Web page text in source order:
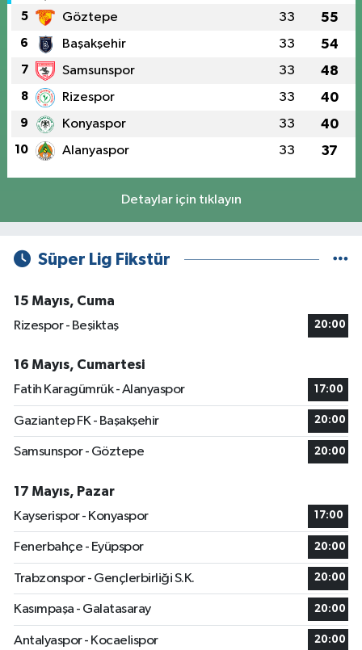
5 Göztepe 33 55
6 Başakşehir 33 54
7 Samsunspor 33 48
8 Rizespor 33 40
9 Konyaspor 33 40
10 Alanyaspor 33 37
Detaylar için tıklayın
Süper Lig Fikstür
15 Mayıs, Cuma
Rizespor - Beşiktaş
20:00
16 Mayıs, Cumartesi
Fatih Karagümrük - Alanyaspor
17:00
Gaziantep FK - Başakşehir 20:00
Samsunspor - Göztepe 20:00
17 Mayıs, Pazar
Kayserispor - Konyaspor
17:00
Fenerbahçe - Eyüpspor 20:00
Trabzonspor - Gençlerbirliği S.K. 20:00
Kasımpaşa - Galatasaray 20:00
Antalyaspor - Kocaelispor 20:00